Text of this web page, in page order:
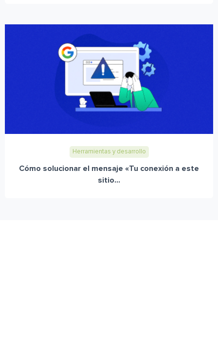
Herramientas y desarrollo
Cómo solucionar el mensaje «Tu conexión a este
sitio...